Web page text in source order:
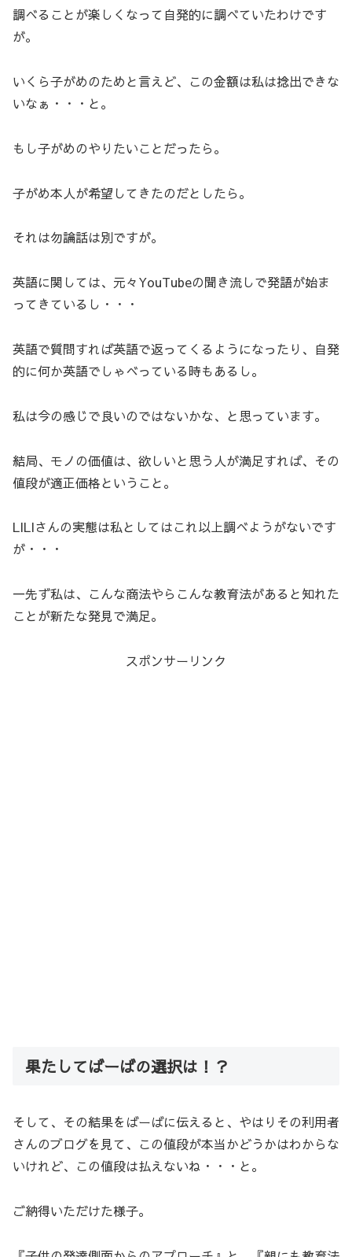
調べることが楽しくなって自発的に調べていたわけです
が。
いくら子がめのためと言えど、この金額は私は捻出できな
いなぁ・・・と。
もし子がめのやりたいことだったら。
子がめ本人が希望してきたのだとしたら。
それは勿論話は別ですが。
英語に関しては、元々YouTubeの聞き流しで発語が始ま
ってきているし・・・
英語で質問すれば英語で返ってくるようになったり、自発
的に何か英語でしゃべっている時もあるし。
私は今の感じで良いのではないかな、と思っています。
結局、モノの価値は、欲しいと思う人が満足すれば、その
値段が適正価格ということ。
LILIさんの実態は私としてはこれ以上調べようがないです
が・・・
一先ず私は、こんな商法やらこんな教育法があると知れた
ことが新たな発見で満足。
スポンサーリンク
果たしてばーばの選択は！？
そして、その結果をばーばに伝えると、やはりその利用者
さんのブログを見て、この値段が本当かどうかはわからな
いけれど、この値段は払えないね・・・と。
ご納得いただけた様子。